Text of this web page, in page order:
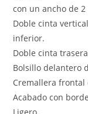
con un ancho de
Doble cinta
inferior.
Doble cinta
Bolsillo delantero
Cremallera frontal
Acabado con